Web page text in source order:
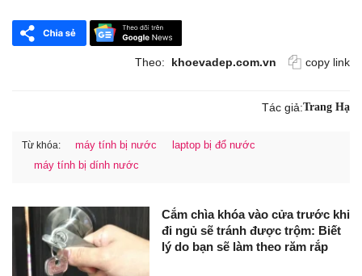
Theo: khoevadep.com.vn copy link
Tác giả:Trang Hạ
Từ khóa: máy tính bị nước
laptop bị đổ nước
máy tính bị dính nước
Cắm chìa khóa vào cửa trước khi
đi ngủ sẽ tránh được trộm: Biết
lý do bạn sẽ làm theo răm rắp